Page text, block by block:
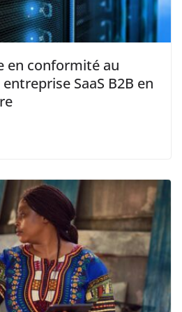
en conformité au
SaaS B2B en